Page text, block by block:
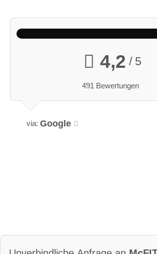
4,2 / 5
491 Bewertungen
via: Google